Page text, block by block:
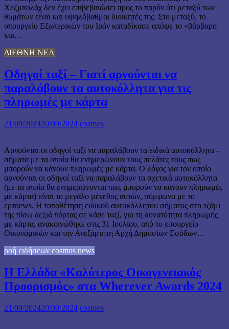
Χεζμπολάχ δεν έχει επιβεβαιώσει προς το παρόν ότι μεταξύ των
θυμάτων είναι και υψηλόβαθμοι διοικητές της. Στο μεταξύ, το
υπουργείο Εξωτερικών του Ιράν καταδίκασε απόψε το «βάρβαρο
και…
ΔΙΕΘΝΗ ΝΕΑ
Oδηγοί ταξί – Γιατί αρνούνται να
παραλάβουν τα αυτοκόλλητα για τις
πληρωμές με κάρτα
21/09/202420/09/2024 cosmos
Αρνούνται οι οδηγοί ταξί να παραλάβουν τα ειδικά αυτοκόλλητα –
σήματα με τα οποία θα ενημερώνουν τους πελάτες τους πως
μπορούν να κάνουν πληρωμές με κάρτα. Ο λόγος για τον οποίο
αρνούνται οι οδηγοί ταξί να παραλάβουν τα σχετικά αυτοκόλλητα
(με τα οποία θα ενημερώνονται πως μπορούν να κάνουν πληρωμές
με κάρτα) είναι το μεγάλο μέγεθος αυτών, σύμφωνα με το
ερτnews. Η τοποθέτηση ειδικού αυτοκόλλητου σήματος στο τζάμι
της πίσω δεξιά πόρτας σε κάθε ταξί, για τη δυνατότητα πληρωμής
με κάρτα, ανακοινώθηκε στις 31 Ιουλίου, από το υπουργείο
Οικονομικών και την Ανεξάρτητη Αρχή Δημοσίων Εσόδων…
ροή ειδήσεων cosmos news
Η Ελλάδα «Καλύτερος Οικογενειακός
Προορισμός» στα Wherever Awards 2024
21/09/202420/09/2024 cosmos